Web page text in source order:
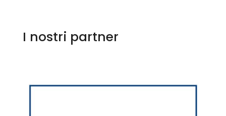
I nostri partner